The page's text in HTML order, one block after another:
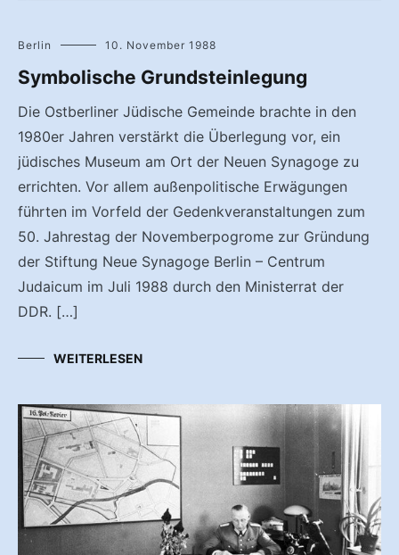
Berlin 10. November 1988
Symbolische Grundsteinlegung
Die Ostberliner Jüdische Gemeinde brachte in den
1980er Jahren verstärkt die Überlegung vor, ein
jüdisches Museum am Ort der Neuen Synagoge zu
errichten. Vor allem außenpolitische Erwägungen
führten im Vorfeld der Gedenkveranstaltungen zum
50. Jahrestag der Novemberpogrome zur Gründung
der Stiftung Neue Synagoge Berlin – Centrum
Judaicum im Juli 1988 durch den Ministerrat der
DDR. […]
WEITERLESEN